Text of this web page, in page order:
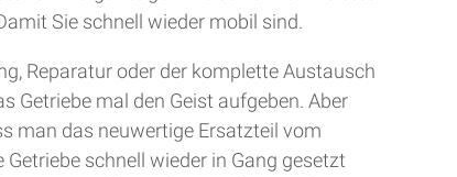
Sie schnell wieder mobil sind.
Reparatur oder der komplette Austausch
Getriebe mal den Geist aufgeben. Aber
man das neuwertige Ersatzteil vom
schnell wieder in Gang gesetzt